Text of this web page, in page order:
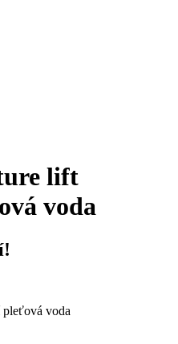
lift
voda
voda